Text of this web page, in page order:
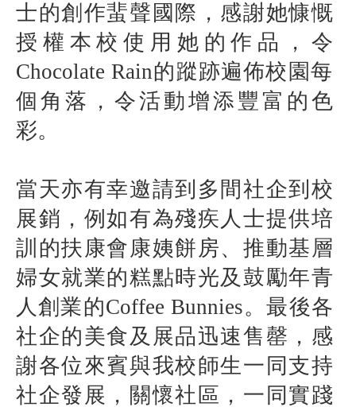
士的創作蜚聲國際，感謝她慷慨
授權本校使用她的作品，令
Chocolate Rain的蹤跡遍佈校園每
個角落，令活動增添豐富的色
彩。
當天亦有幸邀請到多間社企到校
展銷，例如有為殘疾人士提供培
訓的扶康會康姨餅房、推動基層
婦女就業的糕點時光及鼓勵年青
人創業的Coffee Bunnies。最後各
社企的美食及展品迅速售罄，感
謝各位來賓與我校師生一同支持
社企發展，關懷社區，一同實踐